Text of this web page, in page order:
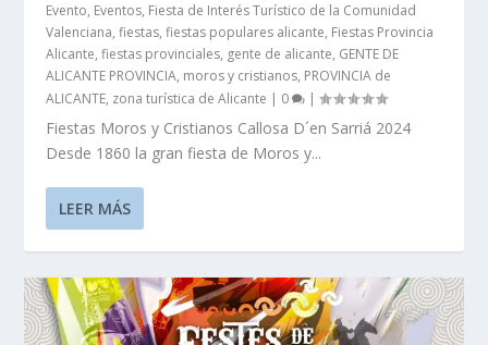
Evento, Eventos, Fiesta de Interés Turístico de la Comunidad
Valenciana,fiestas,fiestas populares alicante, Fiestas Provincia
Alicante,fiestas provinciales, gente de alicante, GENTE DE
ALICANTE PROVINCIA, moros y cristianos, PROVINCIA de
ALICANTE, zona turística de Alicante | 0 |
Fiestas Moros y Cristianos Callosa D´en Sarriá 2024
Desde 1860 la gran fiesta de Moros y...
LEER MÁS